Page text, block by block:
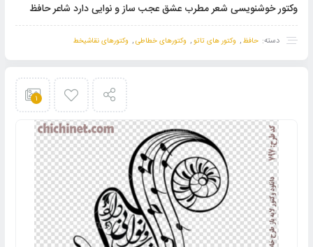
وکتور خوشنویسی شعر مطرب عشق عجب ساز و نوایی دارد شاعر حافظ
دسته: حافظ, وکتور های تاتو, وکتورهای خطاطی, وکتورهای نقاشیخط
1